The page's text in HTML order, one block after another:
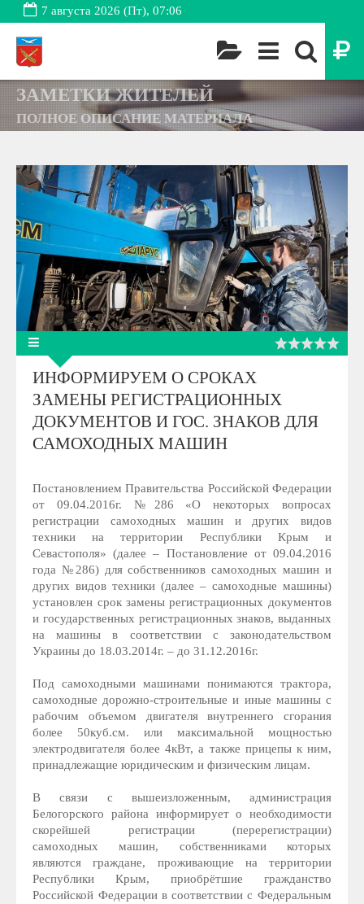
7 августа 2026 (Пт), 07:06
ЗАМЕТКИ ЖИТЕЛЕЙ
ПОЛНОЕ ОПИСАНИЕ МАТЕРИАЛА
ИНФОРМИРУЕМ О СРОКАХ
ЗАМЕНЫ РЕГИСТРАЦИОННЫХ
ДОКУМЕНТОВ И ГОС. ЗНАКОВ ДЛЯ
САМОХОДНЫХ МАШИН
Постановлением Правительства Российской Федерации
от 09.04.2016г. №286 «О некоторых вопросах
регистрации самоходных машин и других видов
техники на территории Республики Крым и
Севастополя» (далее – Постановление от 09.04.2016
года №286) для собственников самоходных машин и
других видов техники (далее – самоходные машины)
установлен срок замены регистрационных документов
и государственных регистрационных знаков, выданных
на машины в соответствии с законодательством
Украины до 18.03.2014г. – до 31.12.2016г.
Под самоходными машинами понимаются трактора,
самоходные дорожно-строительные и иные машины с
рабочим объемом двигателя внутреннего сгорания
более 50куб.см. или максимальной мощностью
электродвигателя более 4кВт, а также прицепы к ним,
принадлежащие юридическим и физическим лицам.
В связи с вышеизложенным, администрация
Белогорского района информирует о необходимости
скорейшей регистрации (перерегистрации)
самоходных машин, собственниками которых
являются граждане, проживающие на территории
Республики Крым, приобрётшие гражданство
Российской Федерации в соответствии с Федеральным